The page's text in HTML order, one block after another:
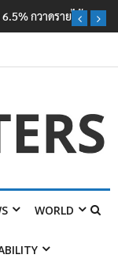
ายได้ 2.3 หมื่นล้านยูโร
าดไทย
WORLD